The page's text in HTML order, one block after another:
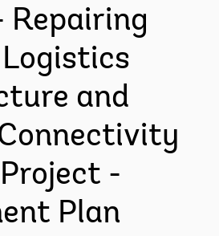
Repairing
and
-
Plan